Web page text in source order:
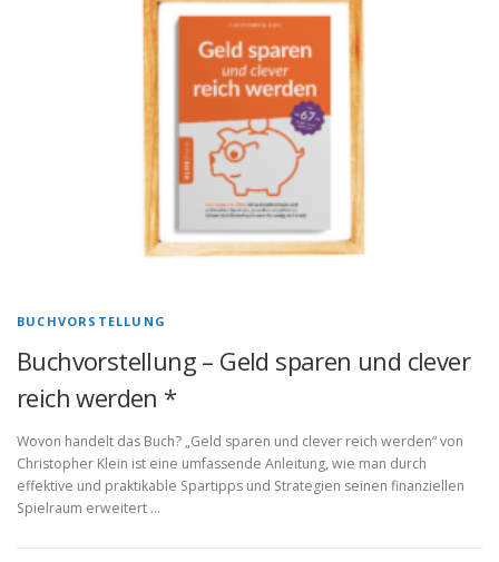
BUCHVORSTELLUNG
Buchvorstellung – Geld sparen und clever
reich werden *
Wovon handelt das Buch? „Geld sparen und clever reich werden“ von
Christopher Klein ist eine umfassende Anleitung, wie man durch
effektive und praktikable Spartipps und Strategien seinen finanziellen
Spielraum erweitert …